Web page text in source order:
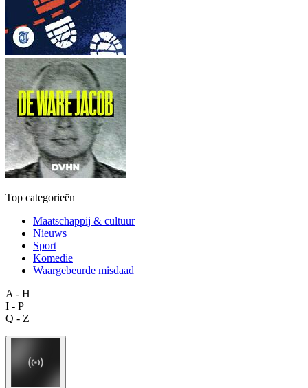
Top categorieën
Maatschappij & cultuur
Nieuws
Sport
Komedie
Waargebeurde misdaad
A - H
I - P
Q - Z